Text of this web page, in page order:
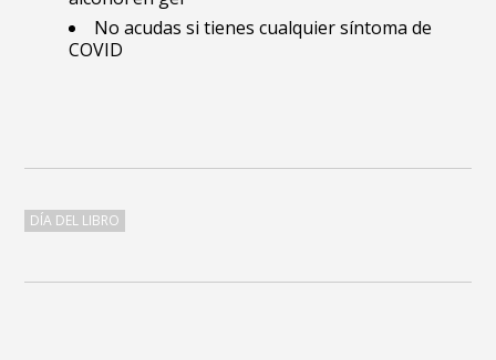
No acudas si tienes cualquier síntoma de
COVID
DÍA DEL LIBRO